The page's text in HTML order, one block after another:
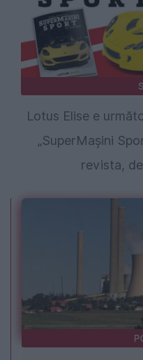
Lotus Elise e
„SuperMașini
revista,